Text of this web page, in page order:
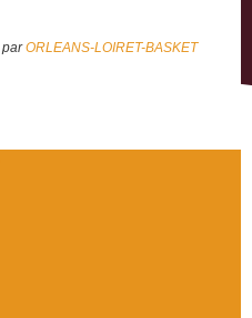
parORLEANS-LOIRET-BASKET